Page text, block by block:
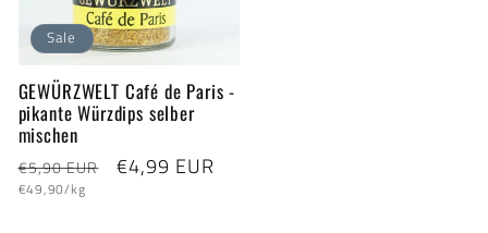
Sale
GEWÜRZWELT Café de Paris -
pikante Würzdips selber
mischen
Normaler
Preis
€5,90 EUR Verkaufspreis
€4,99 EUR
Grundpreis
€49,90/kg